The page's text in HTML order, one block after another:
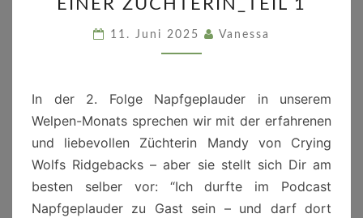
IM
GESPRÄCH
MIT
ZÜCHTERIN_TEIL
1
EINER ZÜCHTERIN_TEIL 1
11. Juni 2025 Vanessa
In der 2. Folge Napfgeplauder in unserem
Welpen-Monats sprechen wir mit der erfahrenen
und liebevollen Züchterin Mandy von Crying
Wolfs Ridgebacks – aber sie stellt sich Dir am
besten selber vor: “Ich durfte im Podcast
Napfgeplauder zu Gast sein – und darf dort